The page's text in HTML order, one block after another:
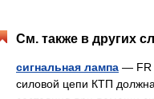
См. также в других
сигнальная лампа — FR
силовой цепи КТП